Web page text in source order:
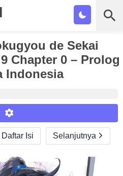
de Sekai
Chapter 0 – Prolog
Indonesia
Times New Roman
Daftar Isi Selanjutnya